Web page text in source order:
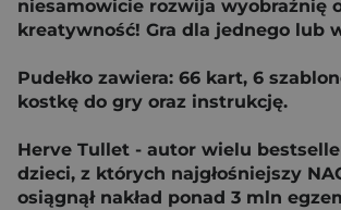
niesamowicie rozwija wyobraźnię
kreatywność! Gra dla jednego lub
Pudełko zawiera: 66 kart, 6
kostkę do gry oraz instrukcję.
Herve Tullet - autor wielu
dzieci, z których najgłośniejszy
osiągnął nakład ponad 3 mln